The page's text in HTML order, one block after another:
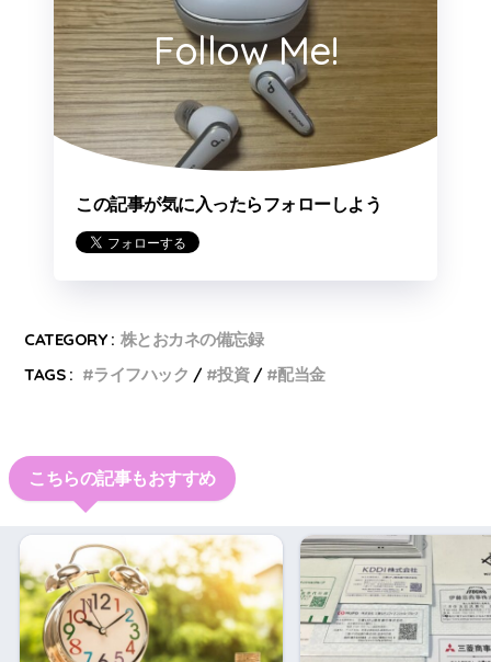
Follow Me!
この記事が気に入ったらフォローしよう
CATEGORY : 株とおカネの備忘録
TAGS :
ライフハック 投資 配当金
こちらの記事もおすすめ